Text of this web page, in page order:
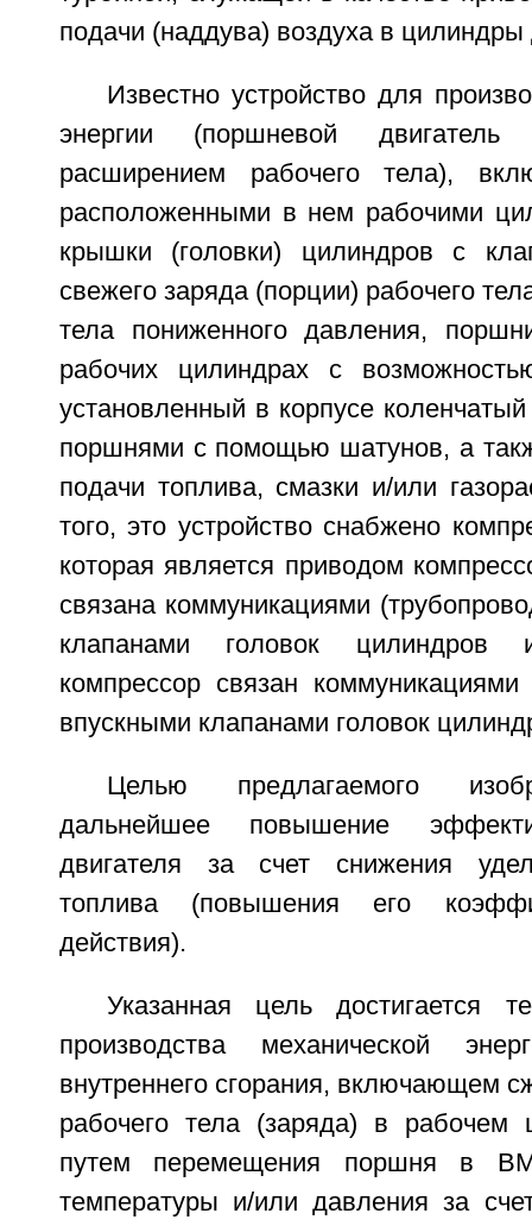
подачи (наддува) воздуха в цилиндры
Известно устройство для
энергии (поршневой
расширением рабочего тела),
расположенными в нем рабочими
крышки (головки) цилиндров с
свежего заряда (порции) рабочего
тела пониженного давления,
рабочих цилиндрах с
установленный в корпусе
поршнями с помощью шатунов, а
подачи топлива, смазки и/или
того, это устройство снабжено
которая является приводом
связана коммуникациями
клапанами головок
компрессор связан
впускными клапанами головок
Целью предлагаемого
дальнейшее повышение
двигателя за счет снижения
топлива (повышения его
действия).
Указанная цель достигается
производства механической
внутреннего сгорания, включающем
рабочего тела (заряда) в рабочем
путем перемещения поршня в
температуры и/или давления за